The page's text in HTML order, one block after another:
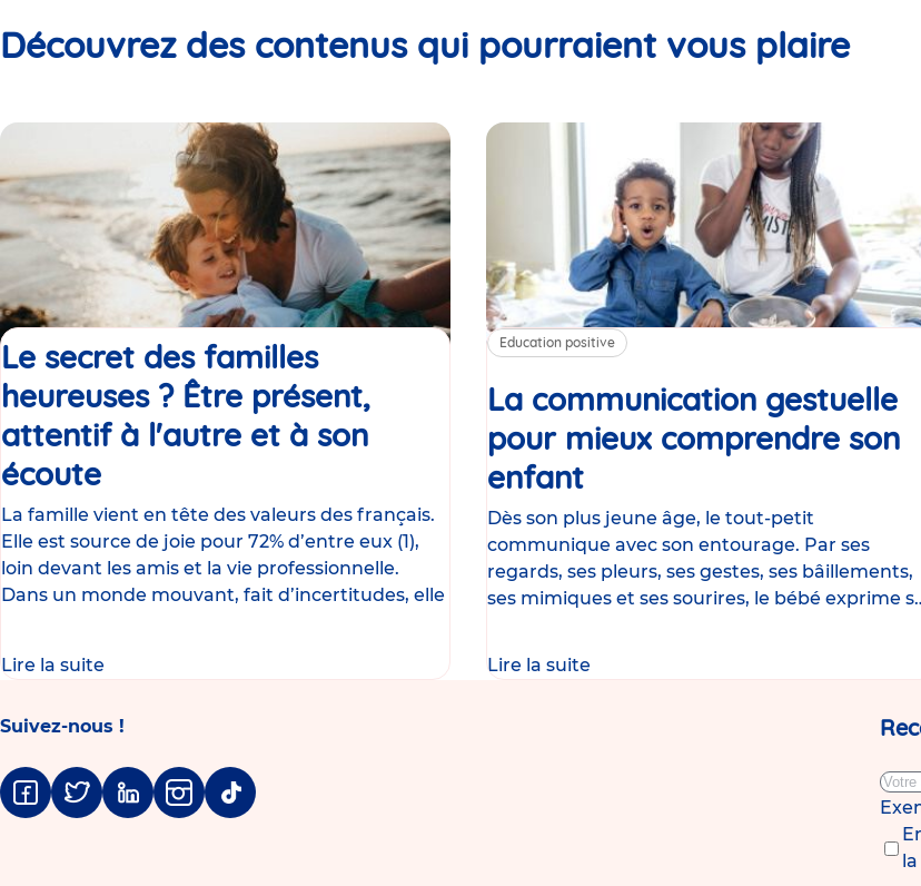
Découvrez des contenus qui pourraient vous plaire
Le secret des familles
heureuses ? Être présent,
attentif à l'autre et à son
écoute
La famille vient en tête des valeurs des français.
Elle est source de joie pour 72% d’entre eux (1),
loin devant les amis et la vie professionnelle.
Dans un monde mouvant, fait d’incertitudes, elle
Lire la suite
Education positive
La communication gestuelle
pour mieux comprendre son
enfant
Dès son plus jeune âge, le tout-petit
communique avec son entourage. Par ses
regards, ses pleurs, ses gestes, ses bâillements,
ses mimiques et ses sourires, le bébé exprime
Lire la suite
Suivez-nous !
Facebook
TwitterLinkedinInstagram
Tiktok
la